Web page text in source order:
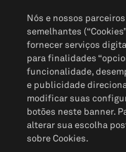
Política de Privacidade
Não Venda Minhas
Nós e nossos
semelhantes
fornecer serviços
para finalidades
funcionalidade,
e publicidade
modificar suas
botões neste banner.
alterar sua escolha
sobre Cookies.